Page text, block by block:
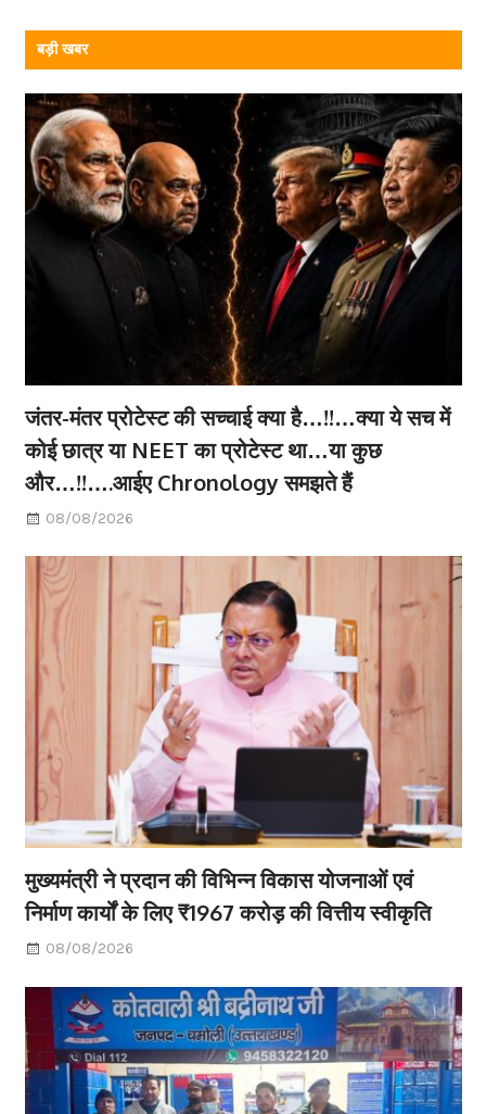
बड़ी खबर
जंतर-मंतर प्रोटेस्ट की सच्चाई क्या है…!!…क्या ये सच में
कोई छात्र या NEET का प्रोटेस्ट था…या कुछ
और…!!….आईए Chronology समझते हैं
08/08/2026
मुख्यमंत्री ने प्रदान की विभिन्न विकास योजनाओं एवं
निर्माण कार्यों के लिए ₹1967 करोड़ की वित्तीय स्वीकृति
08/08/2026